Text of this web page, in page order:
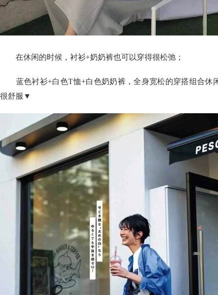
在休闲的时候，衬衫+奶奶裤也可以穿得很松弛；
蓝色衬衫+白色T恤+白色奶奶裤，全身宽松的穿搭组合休
很舒服▼